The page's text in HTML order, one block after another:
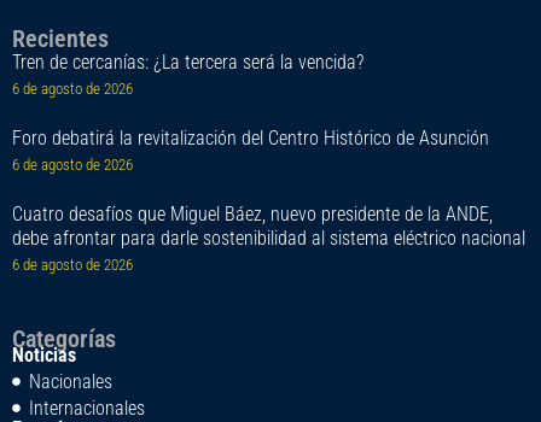
Recientes
Tren de cercanías: ¿La tercera será la vencida?
6 de agosto de 2026
Foro debatirá la revitalización del Centro Histórico de Asunción
6 de agosto de 2026
Cuatro desafíos que Miguel Báez, nuevo presidente de la ANDE,
debe afrontar para darle sostenibilidad al sistema eléctrico nacional
6 de agosto de 2026
Categorías
Noticias
Nacionales
Internacionales